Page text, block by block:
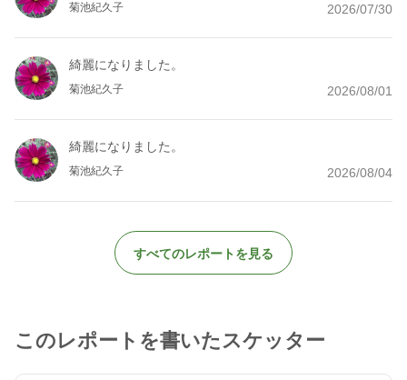
菊池紀久子 2026/07/30
綺麗になりました。
菊池紀久子 2026/08/01
綺麗になりました。
菊池紀久子 2026/08/04
すべてのレポートを見る
このレポートを書いたスケッター